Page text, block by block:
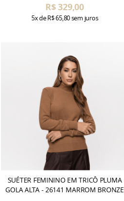
R$ 329,00
5xdeR$ 65,80sem juros
SUÉTER FEMININO EM TRICÔ PLUMA
GOLA ALTA - 26141 MARROM BRONZE